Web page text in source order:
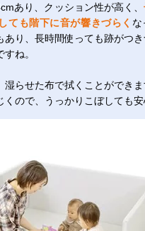
あり、クッション性が高く、
ても階下に音が響きづらく な
あり、長時間使っても跡がつ
ね。
湿らせた布で拭くことができま
くので、うっかりこぼしても安